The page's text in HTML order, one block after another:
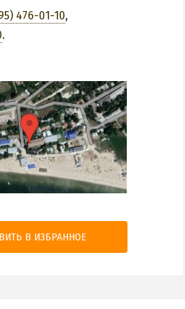
476-01-10,
.
В ИЗБРАННОЕ